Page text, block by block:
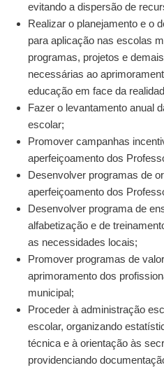
evitando a dispersão de
Realizar o planejamento e o
para aplicação nas escolas
programas, projetos e
necessárias ao
educação em face da
Fazer o levantamento anual
escolar;
Promover campanhas
aperfeiçoamento dos
Desenvolver programas de
aperfeiçoamento dos
Desenvolver programa de
alfabetização e de
as necessidades locais;
Promover programas de
aprimoramento dos
municipal;
Proceder à administração
escolar, organizando
técnica e à orientação às
providenciando